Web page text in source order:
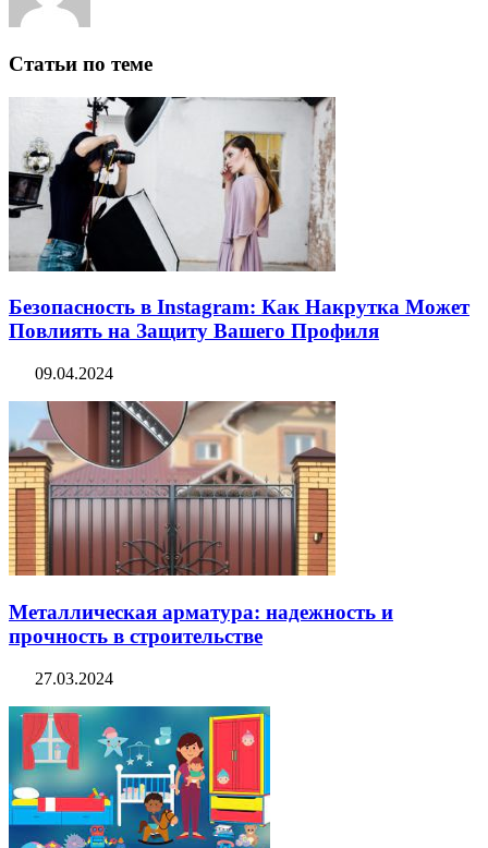
Статьи по теме
Безопасность в Instagram: Как Накрутка Может
Повлиять на Защиту Вашего Профиля
09.04.2024
Металлическая арматура: надежность и
прочность в строительстве
27.03.2024